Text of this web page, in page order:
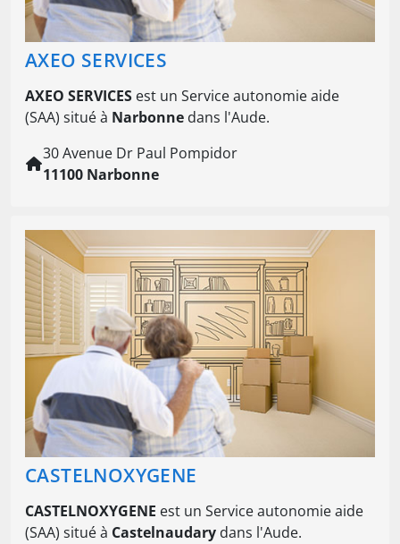
AXEO SERVICES
AXEO SERVICES est un Service autonomie aide
(SAA) situé à Narbonne dans l'Aude.
30 Avenue Dr Paul Pompidor
11100 Narbonne
CASTELNOXYGENE
CASTELNOXYGENE est un Service autonomie aide
(SAA) situé à Castelnaudary dans l'Aude.